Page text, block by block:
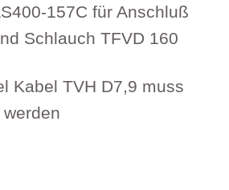
157C für Anschluß
Schlauch TFVD 160
Kabel TVH D7,9 muss